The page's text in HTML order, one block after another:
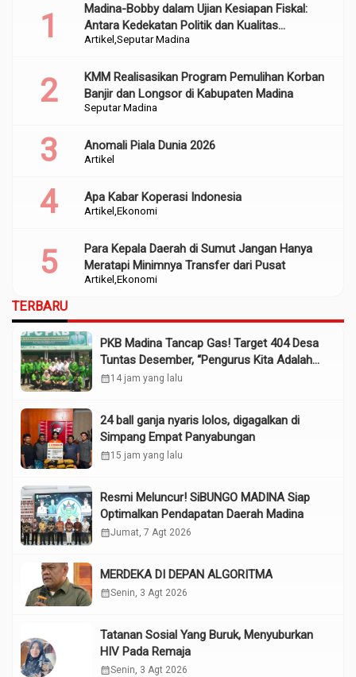
Artikel Seputar Madina
Madina-Bobby dalam Ujian Kesiapan Fiskal:
Antara Kedekatan Politik dan Kualitas
Perencanaan
Seputar Madina
KMM Realisasikan Program Pemulihan Korban
Banjir dan Longsor di Kabupaten Madina
Artikel
Anomali Piala Dunia 2026
Artikel Ekonomi
Apa Kabar Koperasi Indonesia
Artikel Ekonomi
Para Kepala Daerah di Sumut Jangan Hanya
Meratapi Minimnya Transfer dari Pusat
TERBARU
PKB Madina Tancap Gas! Target 404 Desa
Tuntas Desember, “Pengurus Kita Adalah
Tokoh”
calendar_month14 jam yang lalu
24 ball ganja nyaris lolos, digagalkan di
Simpang Empat Panyabungan
calendar_month15 jam yang lalu
Resmi Meluncur! SiBUNGO MADINA Siap
Optimalkan Pendapatan Daerah Madina
calendar_monthJumat, 7 Agt 2026
MERDEKA DI DEPAN ALGORITMA
calendar_monthSenin, 3 Agt 2026
Tatanan Sosial Yang Buruk, Menyuburkan
HIV Pada Remaja
calendar_monthSenin, 3 Agt 2026